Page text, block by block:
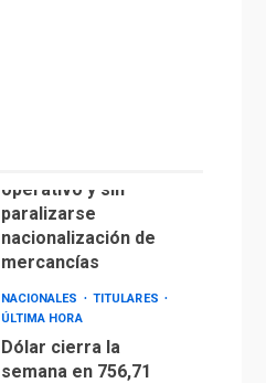
operativo y sin
paralizarse
nacionalización de
mercancías
NACIONALES
TITULARES
ÚLTIMA HORA
Dólar cierra la
semana en 756,71